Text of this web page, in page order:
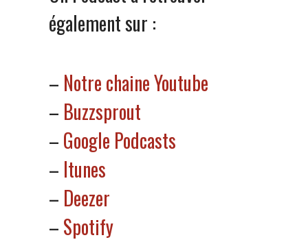
également sur :
– Notre chaine Youtube
– Buzzsprout
–Google Podcasts
– Itunes
– Deezer
–Spotify